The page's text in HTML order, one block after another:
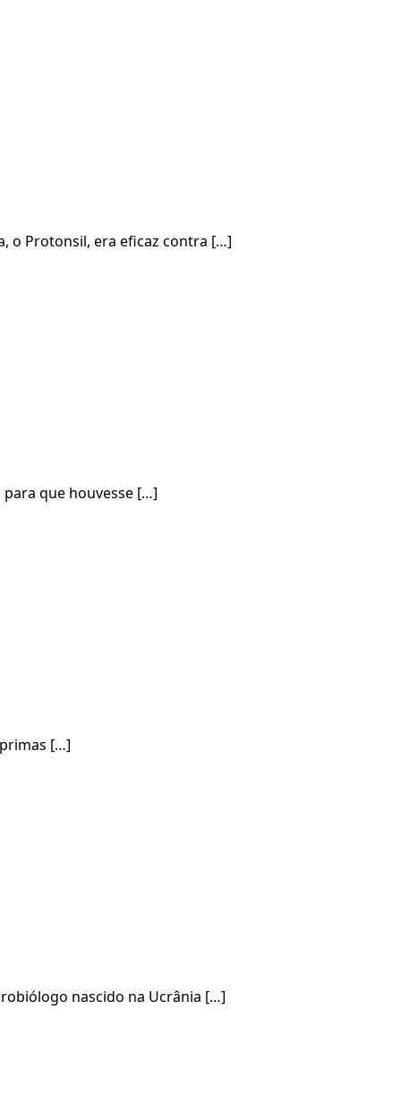
o Protonsil, era eficaz contra […]
que houvesse […]
[…]
nascido na Ucrânia […]